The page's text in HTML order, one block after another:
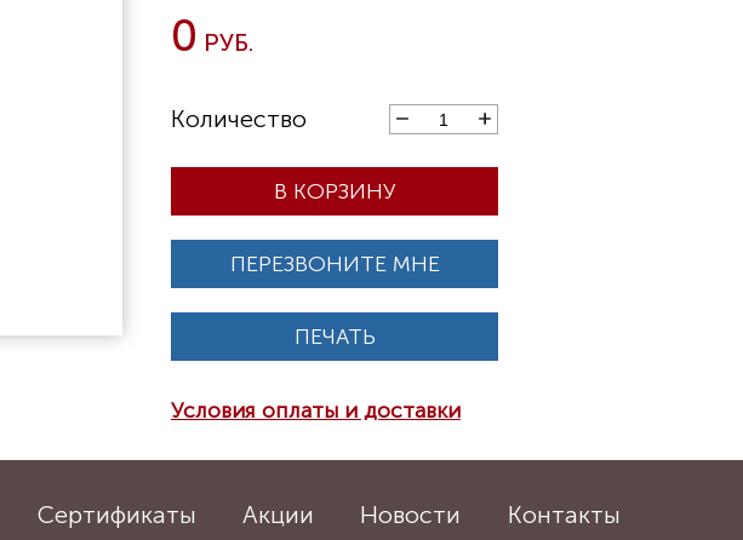
0
В КОРЗИНУ
ПЕРЕЗВОНИТЕ МНЕ
ПЕЧАТЬ
Условия оплаты и доставки
Сертификаты Акции Новости Контакты